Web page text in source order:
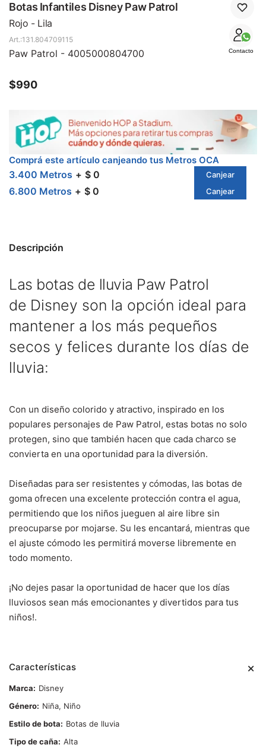
Botas Infantiles Disney Paw Patrol
Rojo - Lila
Contacto
131.804709115
Paw Patrol - 4005000804700
$990
Comprá este artículo canjeando tus Metros OCA
3.400 Metros $ 0 Canjear
6.800 Metros $ 0 Canjear
Descripción
Las botas de lluvia Paw Patrol
de Disney son la opción ideal para
mantener a los más pequeños
secos y felices durante los días de
lluvia:
Con un diseño colorido y atractivo, inspirado en los
populares personajes de Paw Patrol, estas botas no solo
protegen, sino que también hacen que cada charco se
convierta en una oportunidad para la diversión.
Diseñadas para ser resistentes y cómodas, las botas de
goma ofrecen una excelente protección contra el agua,
permitiendo que los niños jueguen al aire libre sin
preocuparse por mojarse. Su les encantará, mientras que
el ajuste cómodo les permitirá moverse libremente en
todo momento.
¡No dejes pasar la oportunidad de hacer que los días
lluviosos sean más emocionantes y divertidos para tus
niños!.
Características
Marca
Disney
Género
Niña, Niño
Estilo de bota
Botas de lluvia
Tipo de caña
Alta